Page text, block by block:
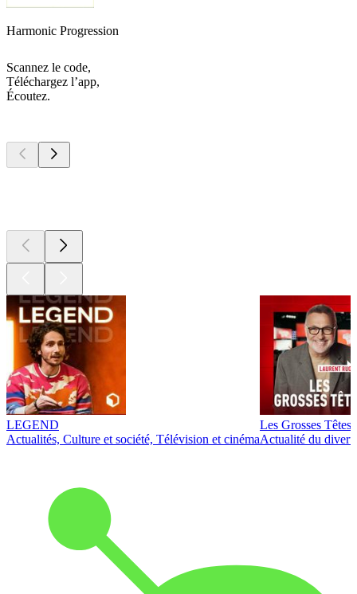
Harmonic Progression
Scannez le code,
Téléchargez l’app,
Écoutez.
LEGEND
Actualités, Culture et société, Télévision et cinéma
Les Grosses Têtes
Actualité du